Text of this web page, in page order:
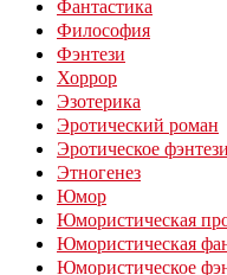
Фантастика
Философия
Фэнтези
Хоррор
Эзотерика
Эротический роман
Эротическое фэнтези
Этногенез
Юмор
Юмористическая
Юмористическая
Юмористическое